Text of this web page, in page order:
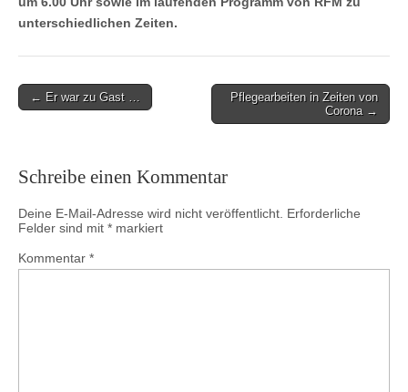
unterschiedlichen Zeiten.
Post← Er war zu Gast …
Pflegearbeiten in Zeiten von
Corona →
Schreibe einen Kommentar
Deine E-Mail-Adresse wird nicht veröffentlicht. Erforderliche
Felder sind mit * markiert
Kommentar *